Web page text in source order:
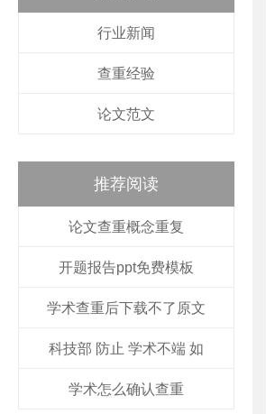
行业新闻
查重经验
论文范文
推荐阅读
论文查重概念重复
开题报告ppt免费模板
学术查重后下载不了原文
科技部 防止 学术不端 如
学术怎么确认查重